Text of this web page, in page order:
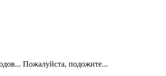
Пожалуйста, подожите...